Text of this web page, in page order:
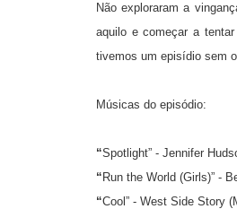
Não exploraram a
aquilo e começar a
tivemos um episídio sem
Músicas do episódio:
“Spotlight” - Jennifer
“ Run the World (Girls)” -
“Cool” - West Side Story